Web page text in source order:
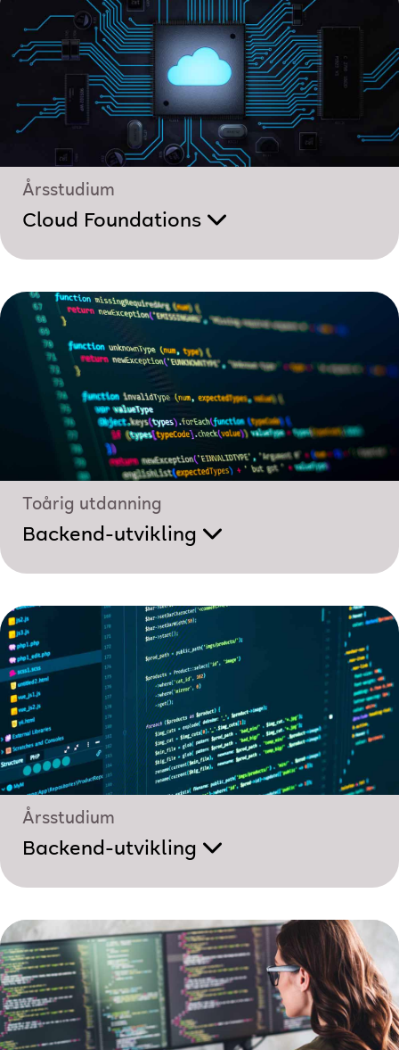
Årsstudium
Cloud Foundations
Toårig utdanning
Backend-utvikling
Årsstudium
Backend-utvikling